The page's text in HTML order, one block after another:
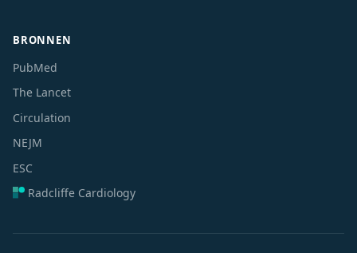
BRONNEN
PubMed
The Lancet
Circulation
NEJM
ESC
Radcliffe Cardiology